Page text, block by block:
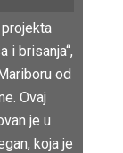
i brisanja“,
od
Ovaj
je u
koja je